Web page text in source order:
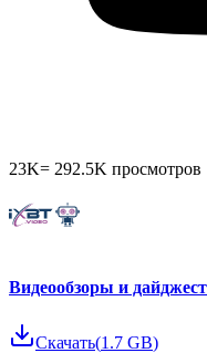
23K= 292.5K просмотров
Видеообзоры и
Скачать(1.7 GB)